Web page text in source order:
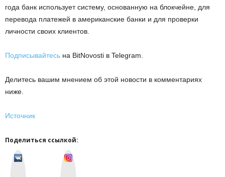
года банк использует систему, основанную на блокчейне, для
перевода платежей в американские банки и для проверки
личности своих клиентов.
Подписывайтесь на BitNovosti в Telegram.
Делитесь вашим мнением об этой новости в комментариях
ниже.
Источник
Поделиться ссылкой: